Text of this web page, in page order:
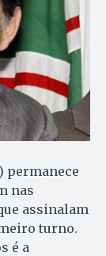
permanece
nas
assinalam
turno.
é a